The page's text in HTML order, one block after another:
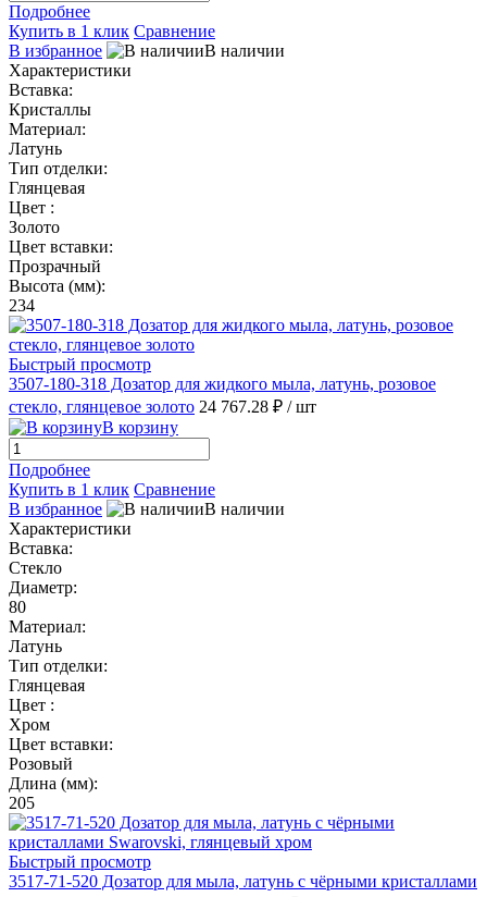
Подробнее
Купить в 1 клик Сравнение
В избранное
В наличии
Характеристики
Вставка:
Кристаллы
Материал:
Латунь
Тип отделки:
Глянцевая
Цвет :
Золото
Цвет вставки:
Прозрачный
Высота (мм):
234
Быстрый просмотр
3507-180-318 Дозатор для жидкого мыла, латунь, розовое
стекло, глянцевое золото 24 767.28 ₽ / шт
В корзину
Подробнее
Купить в 1 клик Сравнение
В избранное
В наличии
Характеристики
Вставка:
Стекло
Диаметр:
80
Материал:
Латунь
Тип отделки:
Глянцевая
Цвет :
Хром
Цвет вставки:
Розовый
Длина (мм):
205
Быстрый просмотр
3517-71-520 Дозатор для мыла, латунь с чёрными кристаллами